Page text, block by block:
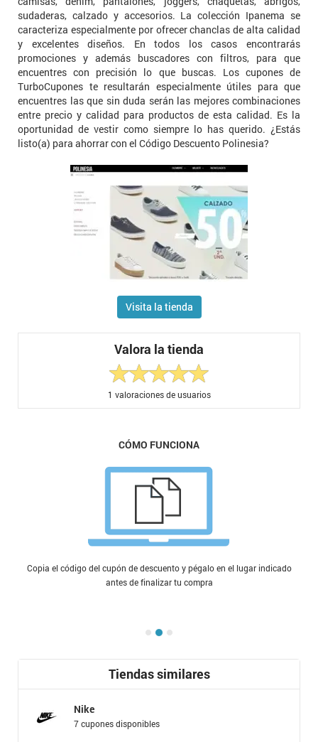
sudaderas, calzado y accesorios. La colección Ipanema se
caracteriza especialmente por ofrecer chanclas de alta calidad
y excelentes diseños. En todos los casos encontrarás
promociones y además buscadores con filtros, para que
encuentres con precisión lo que buscas. Los cupones de
TurboCupones te resultarán especialmente útiles para que
encuentres las que sin duda serán las mejores combinaciones
entre precio y calidad para productos de esta calidad. Es la
oportunidad de vestir como siempre lo has querido. ¿Estás
listo(a) para ahorrar con el Código Descuento Polinesia?
Visita la tienda
Valora la tienda
1 valoraciones de usuarios
CÓMO FUNCIONA
Copia el código del cupón de descuento y pégalo en el lugar indicado
antes de finalizar tu compra
Tiendas similares
Nike
7 cupones disponibles